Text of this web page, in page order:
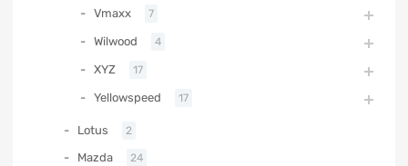
Vmaxx 7
Wilwood 4
XYZ 17
Yellowspeed 17
Lotus 2
Mazda 24